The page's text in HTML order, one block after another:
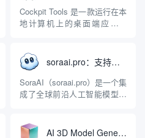
Cockpit Tools 是一款运行在本
地计算机上的桌面端应用程
程助手的账号与运行环境而设
计。它目前支持包括
Antigravity IDE、Codex、
GitHub Copilo...
soraai.pro：支持多模型文字转视频和图像生成的在线创作工具
SoraAI（soraai.pro）是一个集
成了全球前沿人工智能模型的
者、营销人员及广大用户提供AI 3D Model Generator：通过文本和图像快速生成3D模型的在线工具